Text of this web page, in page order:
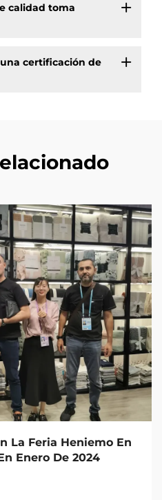
calidad toma
certificación de
La Feria Heniemo En
Enero De 2024